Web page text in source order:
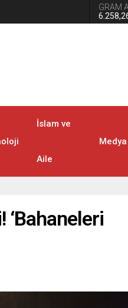
GRAM
İslam ve
Aile
Medya